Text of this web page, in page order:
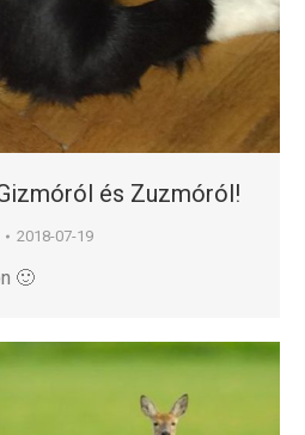
és Zuzmóról!
2018-07-19
🙂